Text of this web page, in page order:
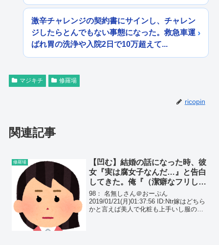
激辛チャレンジの契約書にサインし、チャレン
ジしたらとんでもない事態になった。救急車運
ばれ胃の洗浄や入院2日で10万超えて...
マジキチ 修羅場
ricopin
関連記事
修羅場
【凹む】結婚の話になった時、彼
女『実は腐女子なんだ…』と告白
してきた。俺『（潔癖なフリして
本当はムッツリかよ！）』と大興
奮した。
98： 名無しさん＠おーぷん
2019/01/21(月)01:37:56 ID:Ntr嫁はどちら
かと言えば美人で化粧も上手いし服のセ